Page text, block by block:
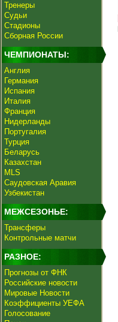
Тренеры
Судьи
Стадионы
Сборная России
ЧЕМПИОНАТЫ:
Англия
Германия
Испания
Италия
Франция
Нидерланды
Португалия
Турция
Беларусь
Казахстан
MLS
Саудовская Аравия
Узбекистан
МЕЖСЕЗОНЬЕ:
Трансферы
Контрольные матчи
РАЗНОЕ:
Прогнозы от ФНК
Российские новости
Мировые Новости
Коэффициенты УЕФА
Голосование